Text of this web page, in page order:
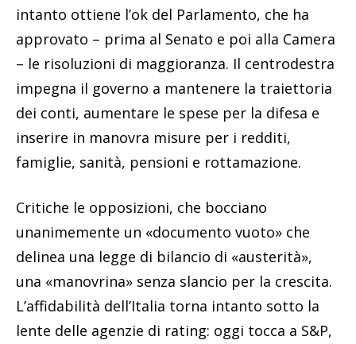
intanto ottiene l’ok del Parlamento, che ha
approvato – prima al Senato e poi alla Camera
– le risoluzioni di maggioranza. Il centrodestra
impegna il governo a mantenere la traiettoria
dei conti, aumentare le spese per la difesa e
inserire in manovra misure per i redditi,
famiglie, sanità, pensioni e rottamazione.
Critiche le opposizioni, che bocciano
unanimemente un «documento vuoto» che
delinea una legge di bilancio di «austerità»,
una «manovrina» senza slancio per la crescita.
L’affidabilità dell’Italia torna intanto sotto la
lente delle agenzie di rating: oggi tocca a S&P,